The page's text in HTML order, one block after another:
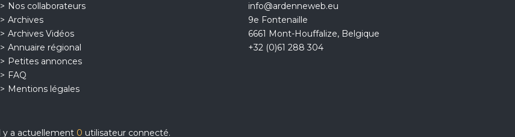
Nos collaborateurs
Archives
Archives Vidéos
Annuaire régional
Petites annonces
FAQ
Mentions légales
Il y a actuellement 0 utilisateur connecté.
info@ardenneweb.eu
9e Fontenaille
6661 Mont-Houffalize, Belgique
+32 (0)61 288 304